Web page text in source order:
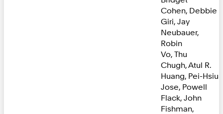
Cohen, Debbie
Giri, Jay
Neubauer,
Robin
Vo, Thu
Chugh, Atul R.
Huang, Pei-Hsiu
Jose, Powell
Flack, John
Fishman,